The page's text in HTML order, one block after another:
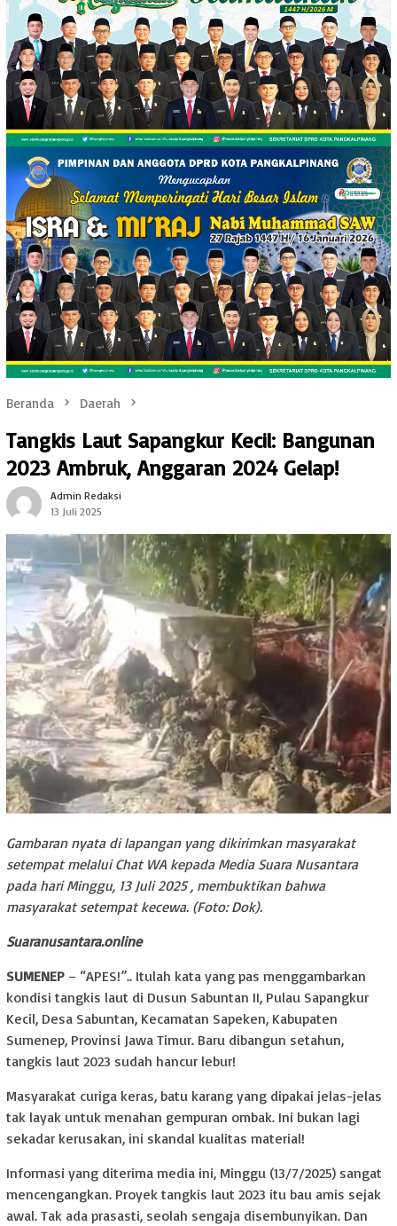
Beranda Daerah
Tangkis Laut Sapangkur Kecil: Bangunan
2023 Ambruk, Anggaran 2024 Gelap!
Admin Redaksi
13 Juli 2025
Gambaran nyata di lapangan yang dikirimkan masyarakat
setempat melalui Chat WA kepada Media Suara Nusantara
pada hari Minggu, 13 Juli 2025 , membuktikan bahwa
masyarakat setempat kecewa. (Foto: Dok).
Suaranusantara.online
SUMENEP – “APES!”.. Itulah kata yang pas menggambarkan
kondisi tangkis laut di Dusun Sabuntan II, Pulau Sapangkur
Kecil, Desa Sabuntan, Kecamatan Sapeken, Kabupaten
Sumenep, Provinsi Jawa Timur. Baru dibangun setahun,
tangkis laut 2023 sudah hancur lebur!
Masyarakat curiga keras, batu karang yang dipakai jelas-jelas
tak layak untuk menahan gempuran ombak. Ini bukan lagi
sekadar kerusakan, ini skandal kualitas material!
Informasi yang diterima media ini, Minggu (13/7/2025) sangat
mencengangkan. Proyek tangkis laut 2023 itu bau amis sejak
awal. Tak ada prasasti, seolah sengaja disembunyikan. Dan